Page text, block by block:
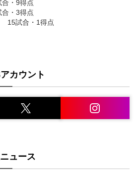
・9得点
・3得点
15試合・1得点
カウント
ュース